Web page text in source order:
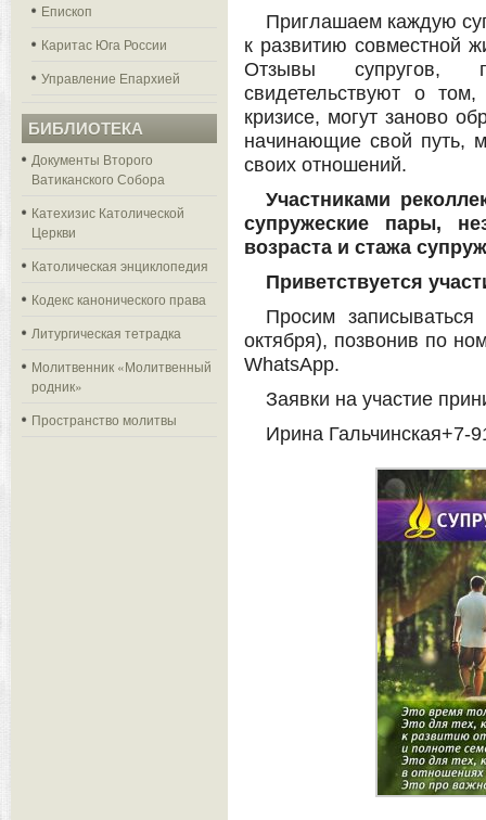
Епископ
Каритас Юга России
Управление Епархией
БИБЛИОТЕКА
Документы Второго
Ватиканского Собора
Катехизис Католической
Церкви
Католическая энциклопедия
Кодекс канонического права
Литургическая тетрадка
Молитвенник «Молитвенный
родник»
Пространство молитвы
Приглашаем каждую
к развитию совместной
Отзывы супругов,
свидетельствуют о
кризисе, могут заново
начинающие свой путь,
своих отношений.
Участниками
супружеские пары,
возраста и стажа
Приветствуется
Просим
октября), позвонив по
WhatsApp.
Заявки на участие
Ирина Гальчинская+7-